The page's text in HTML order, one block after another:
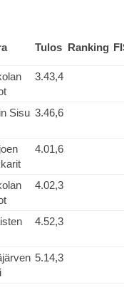
Tulos Ranking
3.43,4
Sisu 3.46,6
4.01,6
4.02,3
4.52,3
5.14,3